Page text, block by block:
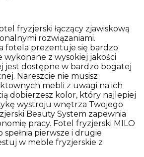
fryzjerski łączący zjawiskową
rozwiązaniami.
fotela prezentuje się bardzo
wykonane z wysokiej jakości
jest dostępne w bardzo bogatej
Nareszcie nie musisz
mebli z uwagi na ich
dobierzesz kolor, który najlepiej
wystroju wnętrza Twojego
Beauty System zapewnia
pracy. Fotel fryzjerski MILO
spełnia pierwsze i drugie
w meble fryzjerskie z